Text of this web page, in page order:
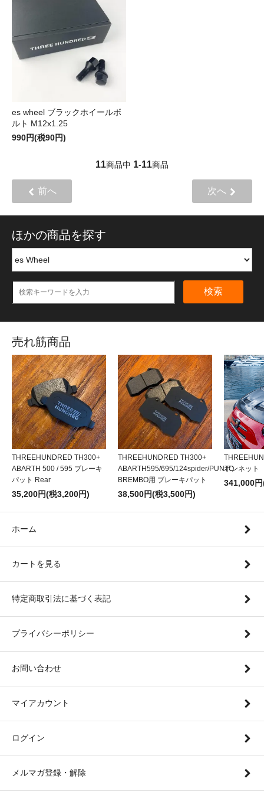
es wheel ブラックホイールボ
ルト M12x1.25
990円(税90円)
11商品中 1-11商品
前へ 次へ
ほかの商品を探す
検索
売れ筋商品
THREEHUNDRED TH300+
ABARTH 500 / 595 ブレーキ
パット Rear
35,200円(税3,200円)
THREEHUNDRED TH300+
ABARTH595/695/124spider/PUNTO
BREMBO用 ブレーキパット
38,500円(税3,500円)
ボンネット
341,000
ホーム
カートを見る
特定商取引法に基づく表記
プライバシーポリシー
お問い合わせ
マイアカウント
ログイン
メルマガ登録・解除